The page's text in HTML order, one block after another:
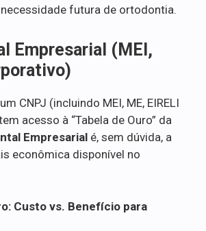
futura de ortodontia.
Empresarial (MEI,
CNPJ (incluindo MEI, ME, EIRELI
acesso à “Tabela de Ouro” da
Empresarial é, sem dúvida, a
econômica disponível no
Custo vs. Benefício para